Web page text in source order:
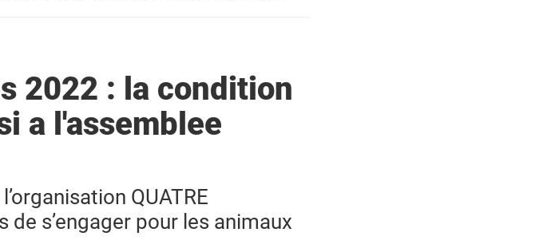
2022 : la condition
a l'assemblee
QUATRE
de s’engager pour les animaux